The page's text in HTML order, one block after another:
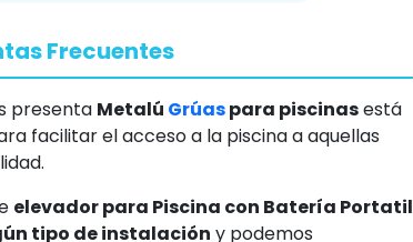
Frecuentes
presenta Metalú Grúaspara piscinasestá
facilitar el acceso a la piscina a aquellas
elevador para Piscina con Batería Portatil
tipo de instalación y podemos